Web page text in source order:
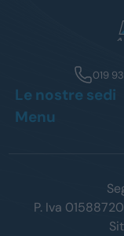
019
Le nostre sedi
Menu
P. Iva